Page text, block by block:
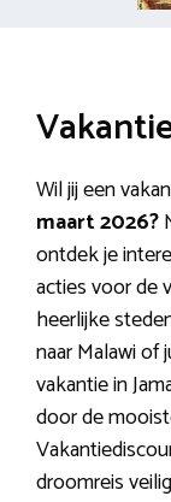
Wil jij een
maart 2026?
ontdek je
acties voor de
heerlijke
naar Malawi of
vakantie in
door de
droomreis